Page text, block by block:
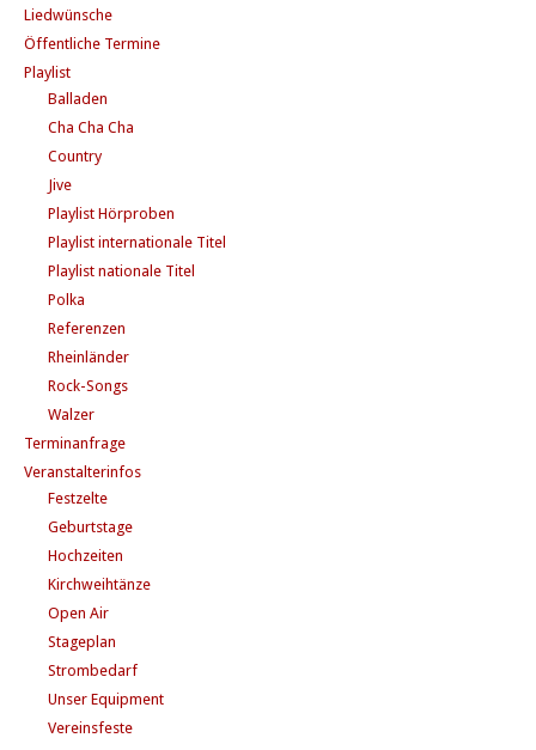
Liedwünsche
Öffentliche Termine
Playlist
Balladen
Cha Cha Cha
Country
Jive
Playlist Hörproben
Playlist internationale Titel
Playlist nationale Titel
Polka
Referenzen
Rheinländer
Rock-Songs
Walzer
Terminanfrage
Veranstalterinfos
Festzelte
Geburtstage
Hochzeiten
Kirchweihtänze
Open Air
Stageplan
Strombedarf
Unser Equipment
Vereinsfeste